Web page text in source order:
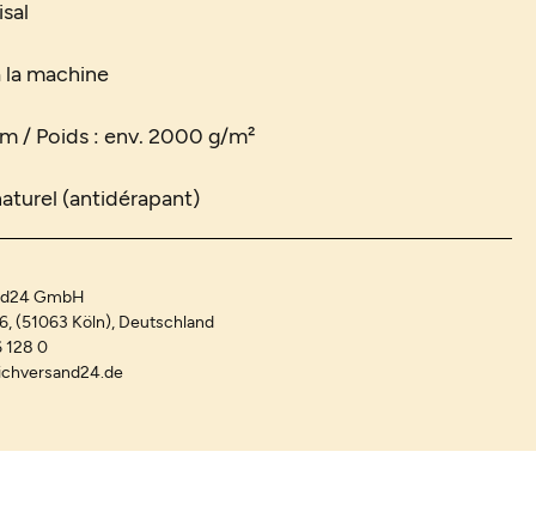
la machine
/ Poids : env. 2000 g/m²
(antidérapant)
GmbH
(51063 Köln), Deutschland
128 0